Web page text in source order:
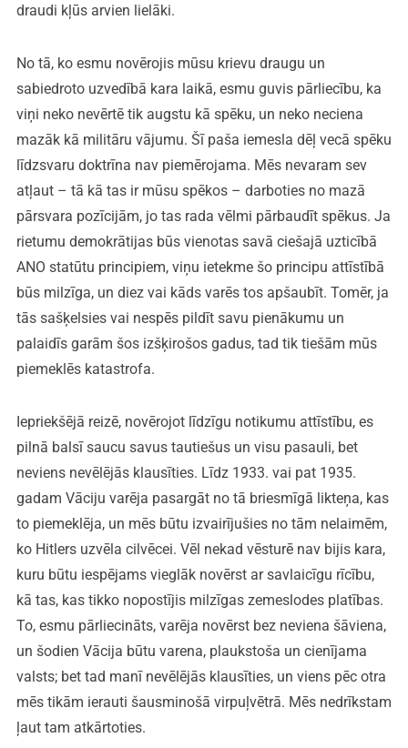
draudi kļūs arvien lielāki.
No tā, ko esmu novērojis mūsu krievu draugu un
sabiedroto uzvedībā kara laikā, esmu guvis pārliecību, ka
viņi neko nevērtē tik augstu kā spēku, un neko neciena
mazāk kā militāru vājumu. Šī paša iemesla dēļ vecā spēku
līdzsvaru doktrīna nav piemērojama. Mēs nevaram sev
atļaut – tā kā tas ir mūsu spēkos – darboties no mazā
pārsvara pozīcijām, jo tas rada vēlmi pārbaudīt spēkus. Ja
rietumu demokrātijas būs vienotas savā ciešajā uzticībā
ANO statūtu principiem, viņu ietekme šo principu attīstībā
būs milzīga, un diez vai kāds varēs tos apšaubīt. Tomēr, ja
tās sašķelsies vai nespēs pildīt savu pienākumu un
palaidīs garām šos izšķirošos gadus, tad tik tiešām mūs
piemeklēs katastrofa.
Iepriekšējā reizē, novērojot līdzīgu notikumu attīstību, es
pilnā balsī saucu savus tautiešus un visu pasauli, bet
neviens nevēlējās klausīties. Līdz 1933. vai pat 1935.
gadam Vāciju varēja pasargāt no tā briesmīgā likteņa, kas
to piemeklēja, un mēs būtu izvairījušies no tām nelaimēm,
ko Hitlers uzvēla cilvēcei. Vēl nekad vēsturē nav bijis kara,
kuru būtu iespējams vieglāk novērst ar savlaicīgu rīcību,
kā tas, kas tikko nopostījis milzīgas zemeslodes platības.
To, esmu pārliecināts, varēja novērst bez neviena šāviena,
un šodien Vācija būtu varena, plaukstoša un cienījama
valsts; bet tad manī nevēlējās klausīties, un viens pēc otra
mēs tikām ierauti šausminošā virpuļvētrā. Mēs nedrīkstam
ļaut tam atkārtoties.